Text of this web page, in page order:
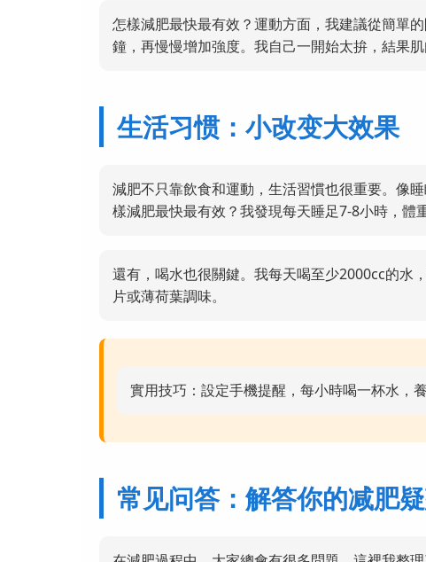
怎樣減肥最快最有效？運動方面，我建議從簡單
鐘，再慢慢增加強度。我自己一開始太拚，結果肌
生活习惯：小改变大效果
減肥不只靠飲食和運動，生活習慣也很重要。像
樣減肥最快最有效？我發現每天睡足7-8小時，體
還有，喝水也很關鍵。我每天喝至少2000cc的水
片或薄荷葉調味。
實用技巧：設定手機提醒，每小時喝一杯水，
常见问答：解答你的减肥